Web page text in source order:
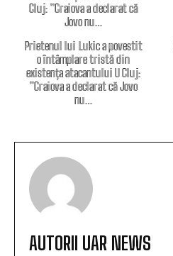
Prietenul lui Lukic a povestit
o întâmplare tristă din
existența atacantului U Cluj:
”Craiova a declarat că Jovo
nu…
AUTORII UAR NEWS